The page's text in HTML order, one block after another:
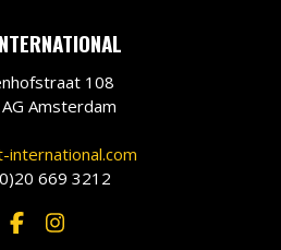
108
Amsterdam
international.com
669 3212